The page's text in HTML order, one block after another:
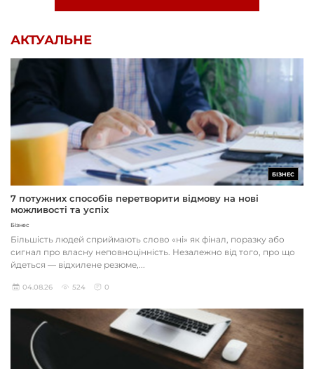
АКТУАЛЬНЕ
БІЗНЕС
7 потужних способів перетворити відмову на нові
можливості та успіх
Бізнес
Більшість людей сприймають слово «ні» як фінал, поразку або
сигнал про власну неповноцінність. Незалежно від того, про що
йдеться — відхилене резюме,...
04.08.26 524 0